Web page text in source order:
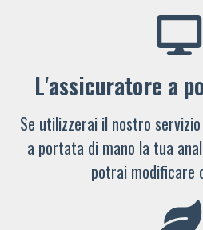
L'assicuratore a
Se utilizzerai il nostro
a portata di mano la tua
potrai modificare